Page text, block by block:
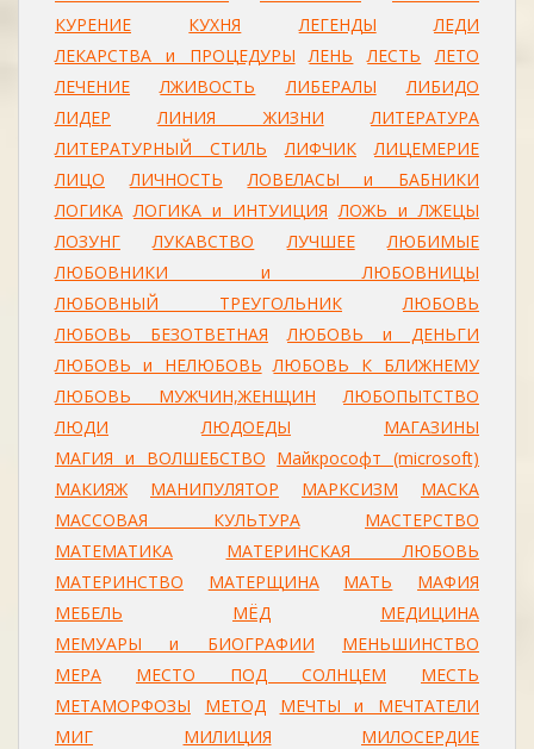
КУРЕНИЕ
КУХНЯ ЛЕГЕНДЫ
ЛЕДИ
ЛЕКАРСТВА и ПРОЦЕДУРЫ
ЛЕНЬ ЛЕСТЬ
ЛЕТО
ЛЕЧЕНИЕ
ЛЖИВОСТЬ ЛИБЕРАЛЫ
ЛИБИДО
ЛИДЕР
ЛИНИЯ ЖИЗНИ
ЛИТЕРАТУРА
ЛИТЕРАТУРНЫЙ СТИЛЬ
ЛИФЧИК
ЛИЦЕМЕРИЕ
ЛИЦО
ЛИЧНОСТЬ
ЛОВЕЛАСЫ и БАБНИКИ
ЛОГИКА ЛОГИКА и ИНТУИЦИЯ ЛОЖЬ и ЛЖЕЦЫ
ЛОЗУНГ
ЛУКАВСТВО ЛУЧШЕЕ
ЛЮБИМЫЕ
ЛЮБОВНИКИ и ЛЮБОВНИЦЫ
ЛЮБОВНЫЙ ТРЕУГОЛЬНИК
ЛЮБОВЬ
ЛЮБОВЬ БЕЗОТВЕТНАЯ
ЛЮБОВЬ и ДЕНЬГИ
ЛЮБОВЬ и НЕЛЮБОВЬ ЛЮБОВЬ К БЛИЖНЕМУ
ЛЮБОВЬ МУЖЧИН,ЖЕНЩИН
ЛЮБОПЫТСТВО
ЛЮДИ
ЛЮДОЕДЫ
МАГАЗИНЫ
МАГИЯ и ВОЛШЕБСТВО Майкрософт (microsoft)
МАКИЯЖ
МАНИПУЛЯТОР МАРКСИЗМ
МАСКА
МАССОВАЯ КУЛЬТУРА
МАСТЕРСТВО
МАТЕМАТИКА
МАТЕРИНСКАЯ ЛЮБОВЬ
МАТЕРИНСТВО
МАТЕРЩИНА МАТЬ
МАФИЯ
МЕБЕЛЬ
МЁД
МЕДИЦИНА
МЕМУАРЫ и БИОГРАФИИ
МЕНЬШИНСТВО
МЕРА
МЕСТО ПОД СОЛНЦЕМ
МЕСТЬ
МЕТАМОРФОЗЫ
МЕТОД
МЕЧТЫ и МЕЧТАТЕЛИ
МИГ
МИЛИЦИЯ
МИЛОСЕРДИЕ